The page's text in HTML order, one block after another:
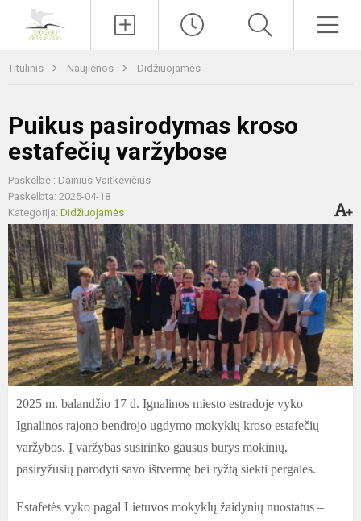
Titulinis Naujienos Didžiuojamės
Puikus pasirodymas kroso
estafečių varžybose
Paskelbė : Dainius Vaitkevičius
Paskelbta: 2025-04-18
Kategorija: Didžiuojamės
2025 m. balandžio 17 d. Ignalinos miesto estradoje vyko
Ignalinos rajono bendrojo ugdymo mokyklų kroso estafečių
varžybos. Į varžybas susirinko gausus būrys mokinių,
pasiryžusių parodyti savo ištvermę bei ryžtą siekti pergalės.
Estafetės vyko pagal Lietuvos mokyklų žaidynių nuostatus –